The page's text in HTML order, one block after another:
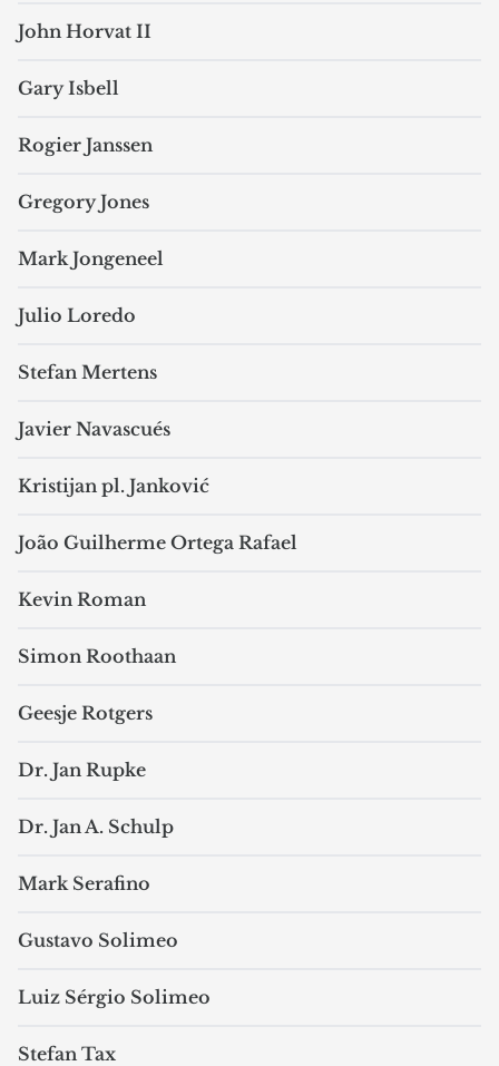
John Horvat II
Gary Isbell
Rogier Janssen
Gregory Jones
Mark Jongeneel
Julio Loredo
Stefan Mertens
Javier Navascués
Kristijan pl. Janković
João Guilherme Ortega Rafael
Kevin Roman
Simon Roothaan
Geesje Rotgers
Dr. Jan Rupke
Dr. Jan A. Schulp
Mark Serafino
Gustavo Solimeo
Luiz Sérgio Solimeo
Stefan Tax